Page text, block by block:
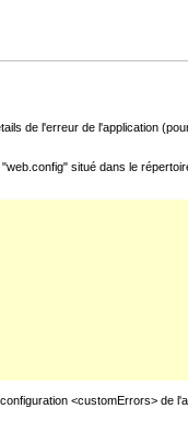
de l'erreur de l'application
situé dans le
<customErrors> de